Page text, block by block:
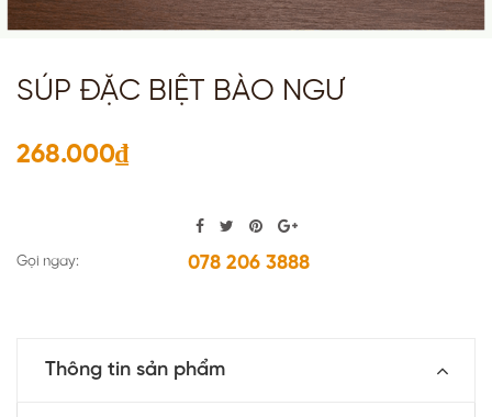
SÚP ĐẶC BIỆT BÀO NGƯ
268.000₫
Gọi ngay: 078 206 3888
Thông tin sản phẩm